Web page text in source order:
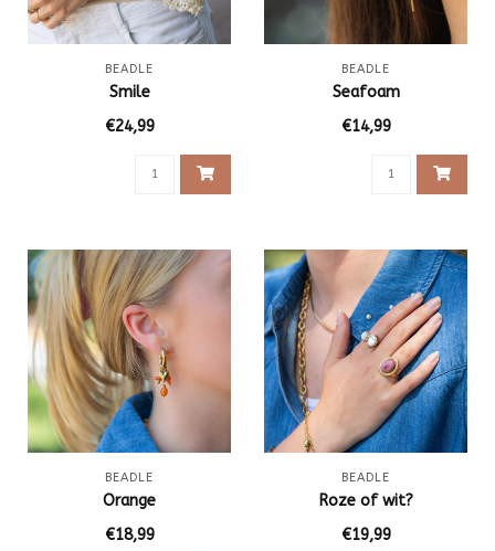
BEADLE
Smile
€24,99
BEADLE
Seafoam
€14,99
BEADLE
Orange
€18,99
BEADLE
Roze of wit?
€19,99